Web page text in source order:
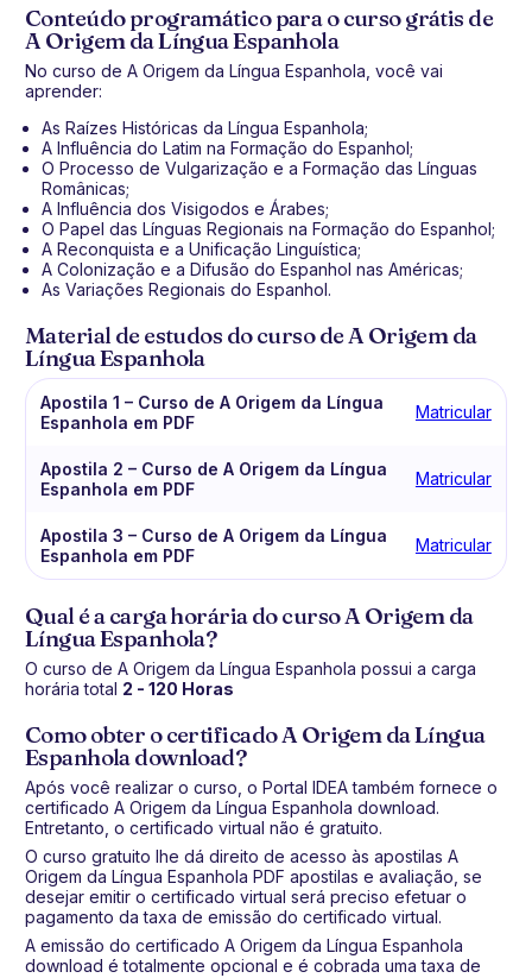
Conteúdo programático para o curso grátis de
A Origem da Língua Espanhola
No curso de A Origem da Língua Espanhola, você vai
aprender:
As Raízes Históricas da Língua Espanhola;
A Influência do Latim na Formação do Espanhol;
O Processo de Vulgarização e a Formação das Línguas
Românicas;
A Influência dos Visigodos e Árabes;
O Papel das Línguas Regionais na Formação do Espanhol;
A Reconquista e a Unificação Linguística;
A Colonização e a Difusão do Espanhol nas Américas;
As Variações Regionais do Espanhol.
Material de estudos do curso de A Origem da
Língua Espanhola
Apostila 1 – Curso de A Origem da Língua
Espanhola em PDF
Matricular
Apostila 2 – Curso de A Origem da Língua
Espanhola em PDF
Matricular
Apostila 3 – Curso de A Origem da Língua
Espanhola em PDF
Matricular
Qual é a carga horária do curso A Origem da
Língua Espanhola?
O curso de A Origem da Língua Espanhola possui a carga
horária total 2 - 120 Horas
Como obter o certificado A Origem da Língua
Espanhola download?
Após você realizar o curso, o Portal IDEA também fornece o
certificado A Origem da Língua Espanhola download.
Entretanto, o certificado virtual não é gratuito.
O curso gratuito lhe dá direito de acesso às apostilas A
Origem da Língua Espanhola PDF apostilas e avaliação, se
desejar emitir o certificado virtual será preciso efetuar o
pagamento da taxa de emissão do certificado virtual.
A emissão do certificado A Origem da Língua Espanhola
download é totalmente opcional e é cobrada uma taxa de